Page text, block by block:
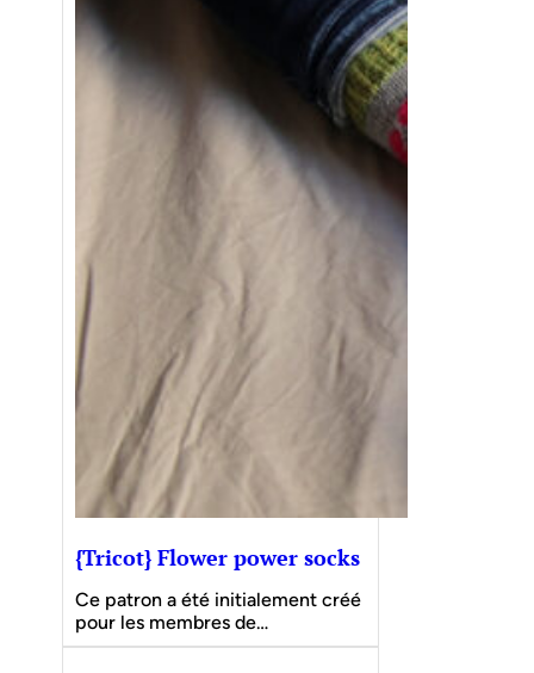
{Tricot} Flower power socks
Ce patron a été initialement créé
pour les membres de…